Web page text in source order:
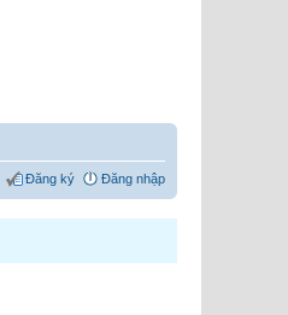
Đăng ký Đăng nhập